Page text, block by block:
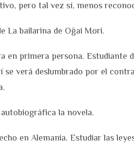
pero tal vez sí, menos
La bailarina de Ōgai Mori.
en primera persona. Estudiante
se verá deslumbrado por el
la novela.
en Alemania. Estudiar las